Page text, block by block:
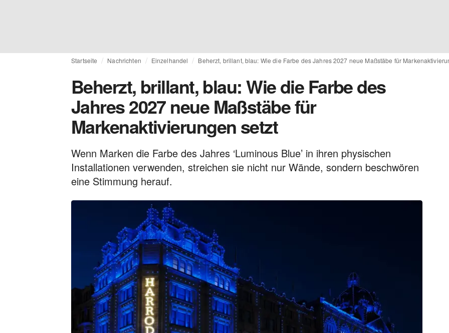
Startseite Nachrichten Einzelhandel Beherzt, brillant, blau: Wie die Farbe des Jahres 2027 neue Maßstäbe für
Beherzt, brillant, blau: Wie die Farbe des
Jahres 2027 neue Maßstäbe für
Markenaktivierungen setzt
Wenn Marken die Farbe des Jahres ‘Luminous Blue’ in ihren physischen
Installationen verwenden, streichen sie nicht nur Wände, sondern beschwören
eine Stimmung herauf.